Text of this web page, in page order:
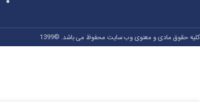
کلیه حقوق مادی و معنوی وب سایت محفوظ می باشد. ©1399